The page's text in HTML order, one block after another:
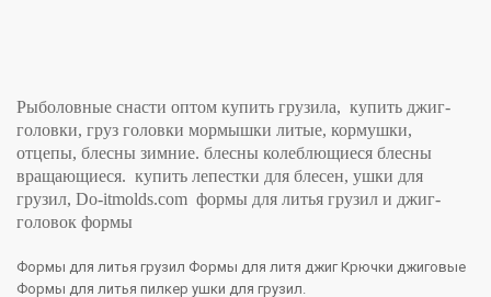
Рыболовные снасти оптом купить грузила, купить джиг-
головки, груз головки мормышки литые, кормушки,
отцепы, блесны зимние. блесны колеблющиеся блесны
вращающиеся. купить лепестки для блесен, ушки для
грузил, Do-itmolds.com формы для литья грузил и джиг-
головок формы
Формы для литья грузил Формы для литя джиг Крючки джиговые
Формы для литья пилкер ушки для грузил.